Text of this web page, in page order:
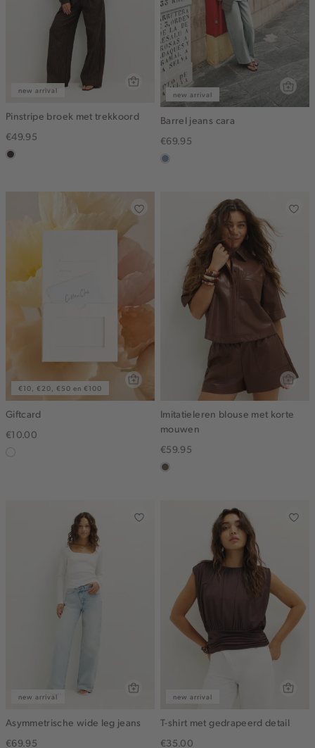
new arrival
Pinstripe broek met trekkoord
€49.95
choco
new arrival
Barrel jeans cara
€69.95
dusty
€10, €20, €50 en €100
Giftcard
€10.00
Imitatieleren blouse met korte
mouwen
€59.95
middenbruin
new arrival
Asymmetrische wide leg jeans
€69.95
new arrival
T-shirt met gedrapeerd detail
€35.00